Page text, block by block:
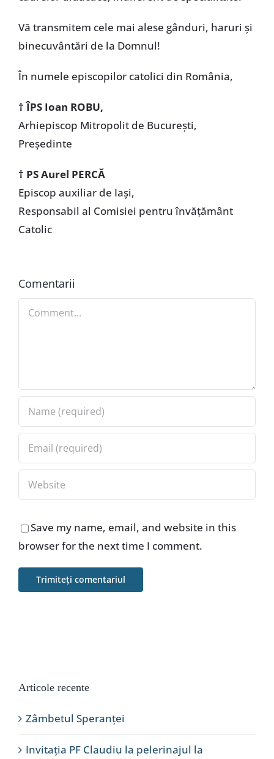
Vă transmitem cele mai alese gânduri, haruri şi
binecuvântări de la Domnul!
În numele episcopilor catolici din România,
† ÎPS Ioan ROBU,
Arhiepiscop Mitropolit de Bucureşti,
Preşedinte
† PS Aurel PERCĂ
Episcop auxiliar de Iaşi,
Responsabil al Comisiei pentru învăţământ
Catolic
Comentarii
Comment
Save my name, email, and website in this
browser for the next time I comment.
Articole recente
Zâmbetul Speranței
Invitația PF Claudiu la pelerinajul la